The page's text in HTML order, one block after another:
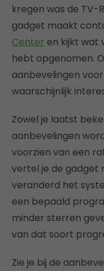
kregen was de TV-
gadget maakt
Center en kijkt wat
hebt opgenomen.
aanbevelingen
waarschijnlijk
Zowel je laatst
aanbevelingen
voorzien van een
vertel je de gadget
veranderd het
een bepaald
minder sterren
van dat soort
Zie je bij de